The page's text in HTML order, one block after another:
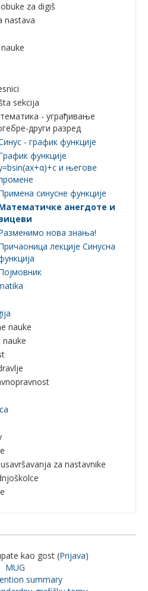
za digiš
nastava
sekcija
- уграђивање
други разред
- график функције
функције
и његове
синусне функције
анегдоте и
нова знања!
лекције Синусна
nauke
nauke
za nastavnike
kao gost (Prijava)
MUG
summary